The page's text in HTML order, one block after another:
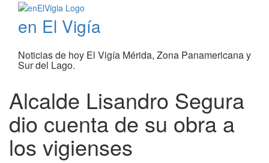
en El Vigía
Noticias de hoy El Vigía Mérida, Zona Panamericana y
Sur del Lago.
Alcalde Lisandro Segura
dio cuenta de su obra a
los vigienses